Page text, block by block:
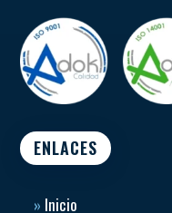
ENLACES
» Inicio